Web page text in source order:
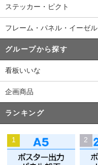
ステッカー・ピクト
フレーム・パネル・イーゼル
グループから探す
看板いいな
企画商品
ランキング
1 2